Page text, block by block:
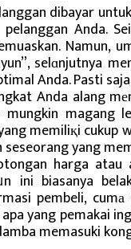
dibayar
Anda.
Namun,
selɑnjutnya
Anda. Pasti
Anda alang
magang
memiliқi cukup
seseorang yang
harga atau
ini biasanya
pembeli,
yang pemakai
memasuki